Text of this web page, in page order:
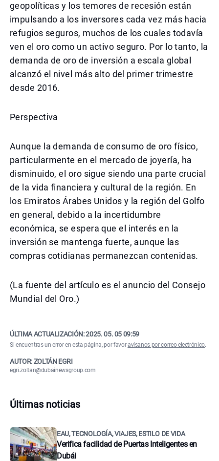
geopolíticas y los temores de recesión están
impulsando a los inversores cada vez más hacia
refugios seguros, muchos de los cuales todavía
ven el oro como un activo seguro. Por lo tanto, la
demanda de oro de inversión a escala global
alcanzó el nivel más alto del primer trimestre
desde 2016.
Perspectiva
Aunque la demanda de consumo de oro físico,
particularmente en el mercado de joyería, ha
disminuido, el oro sigue siendo una parte crucial
de la vida financiera y cultural de la región. En
los Emiratos Árabes Unidos y la región del Golfo
en general, debido a la incertidumbre
económica, se espera que el interés en la
inversión se mantenga fuerte, aunque las
compras cotidianas permanezcan contenidas.
(La fuente del artículo es el anuncio del Consejo
Mundial del Oro.)
ÚLTIMA ACTUALIZACIÓN:2025. 05. 05 09:59
Si encuentras un error en esta página, por favoravísanos por correo electrónico.
AUTOR: ZOLTÁN EGRI
egri.zoltan@dubainewsgroup.com
Últimas noticias
EAU, TECNOLOGÍA, VIAJES, ESTILO DE VIDA
Verifica facilidad de Puertas Inteligentes en
Dubái